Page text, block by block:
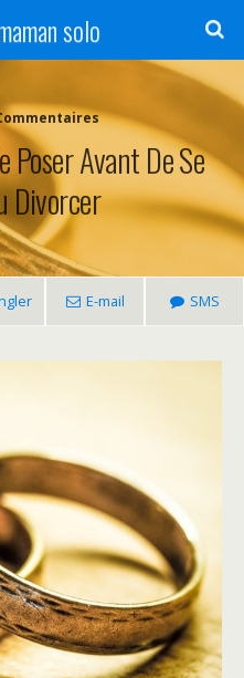
solo
Poser Avant De Se
Divorcer
E-mail SMS